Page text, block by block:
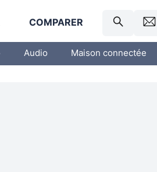
COMPARER
Audio Maison connectée